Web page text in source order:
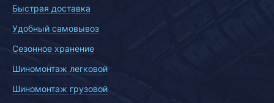
Быстрая доставка
Удобный самовывоз
Сезонное хранение
Шиномонтаж легковой
Шиномонтаж грузовой